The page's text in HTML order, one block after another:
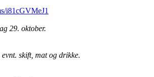
i81cGVMeJ1
29. oktober.
skift, mat og drikke.